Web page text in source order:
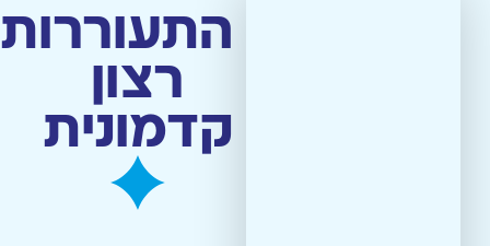
התעוררות
רצון
קדמונית